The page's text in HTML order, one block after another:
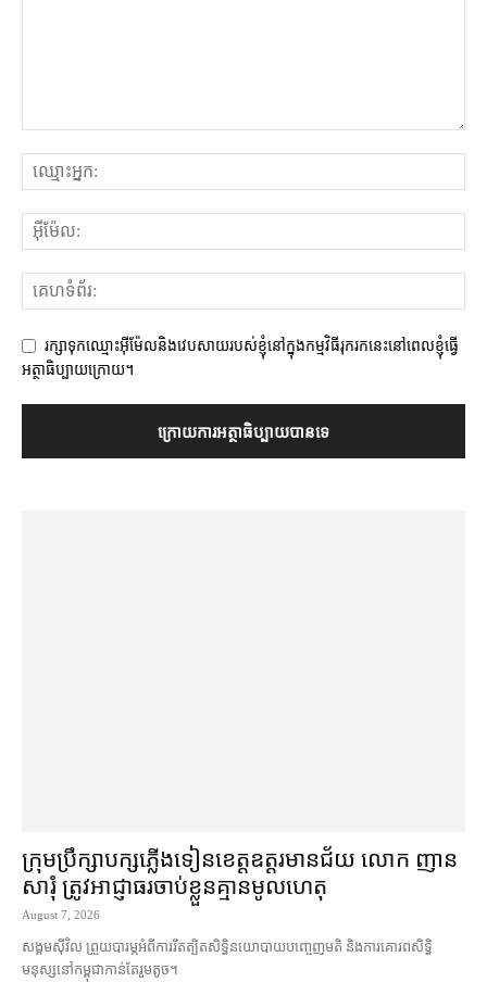
រក្សាទុកឈ្មោះអ៊ីម៉ែលនិងវេបសាយរបស់ខ្ញុំនៅក្នុងកម្មវិធីរុករកនេះនៅពេលខ្ញុំធ្វើ
អត្ថាធិប្បាយក្រោយ។
ក្រុមប្រឹក្សា​បក្ស​ភ្លើងទៀន​ខេត្ត​ឧត្ដរមានជ័យ លោក ញាន
សារុំ ត្រូវ​អាជ្ញាធរ​ចាប់ខ្លួន​គ្មាន​មូលហេតុ
August 7, 2026
សង្គម​ស៊ីវិល ព្រួយបារម្ភ​អំពី​ការ​រឹតត្បិត​សិទ្ធិ​នយោបាយ​បញ្ចេញមតិ និង​ការគោរព​សិទ្ធិ
មនុស្ស​នៅ​កម្ពុជា​កាន់តែ​រួម​តូច។